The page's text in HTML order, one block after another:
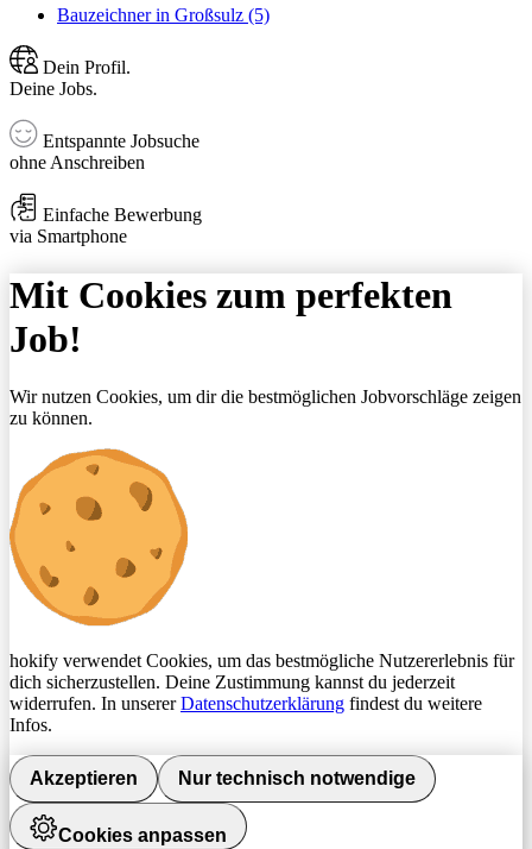
Bauzeichner in Großsulz (5)
Dein Profil.
Deine Jobs.
Entspannte Jobsuche
ohne Anschreiben
Einfache Bewerbung
via Smartphone
Mit Cookies zum perfekten
Job!
Wir nutzen Cookies, um dir die bestmöglichen Jobvorschläge zeigen
zu können.
hokify verwendet Cookies, um das bestmögliche Nutzererlebnis für
dich sicherzustellen. Deine Zustimmung kannst du jederzeit
widerrufen. In unsererDatenschutzerklärung findest du weitere
Infos.
Akzeptieren Nur technisch notwendige
Cookies anpassen